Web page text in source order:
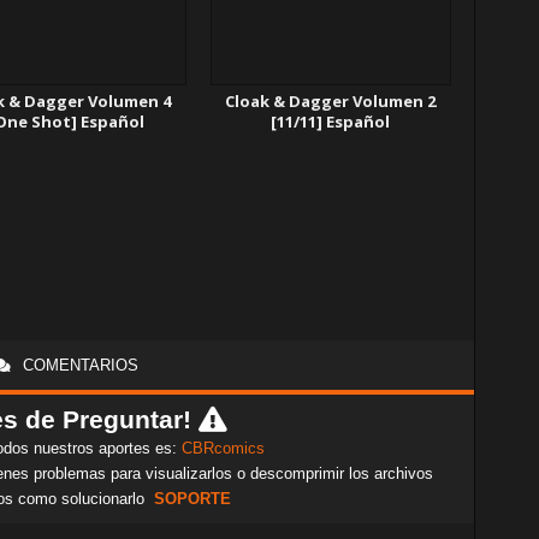
& Dagger Volumen 4
Shot] Español
Cloak & Dagger Volumen 2
[11/11] Español
COMENTARIOS
de Preguntar!
nuestros aportes es: CBRcomics
problemas para visualizarlos o descomprimir los archivos
como solucionarlo SOPORTE